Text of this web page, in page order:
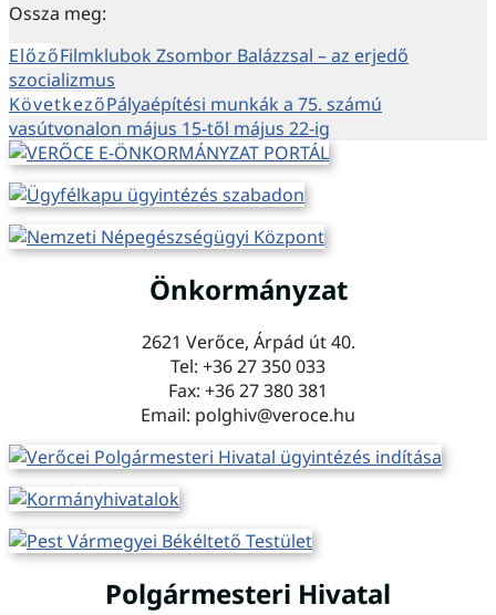
Ossza meg:
ElőzőFilmklubok Zsombor Balázzsal – az erjedő
szocializmus
KövetkezőPályaépítési munkák a 75. számú
vasútvonalon május 15-től május 22-ig
Önkormányzat
2621 Verőce, Árpád út 40.
Tel: +36 27 350 033
Fax: +36 27 380 381
Email: polghiv@veroce.hu
Polgármesteri Hivatal